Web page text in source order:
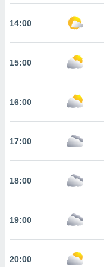
se
Puedes
web a
14:00
15:00
16:00
17:00
18:00
19:00
20:00